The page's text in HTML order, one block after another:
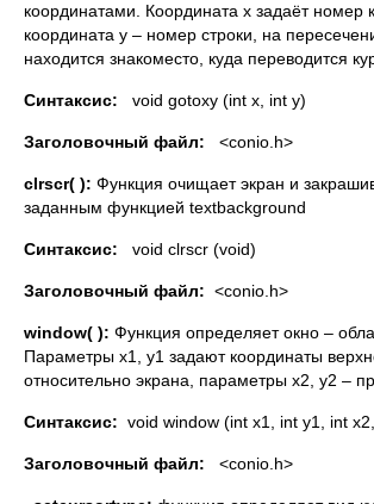
координатами. Координата х задаёт номер
координата у – номер строки, на
находится знакоместо, куда переводится
Синтаксис: void gotoxy (int x, int y)
Заголовочный файл: <conio.h>
clrscr( ): Функция очищает экран и
заданным функцией textbackground
Синтаксис: void clrscr (void)
Заголовочный файл: <conio.h>
window( ): Функция определяет окно –
Параметры х1, у1 задают координаты
относительно экрана, параметры х2, у2 –
Синтаксис: void window (int x1, int y1, int
Заголовочный файл: <conio.h>